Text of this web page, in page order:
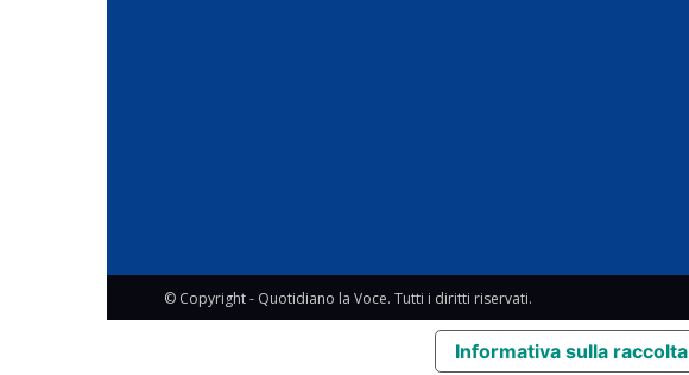
© Copyright - Quotidiano la Voce. Tutti i diritti riservati.
Informativa sulla raccolta